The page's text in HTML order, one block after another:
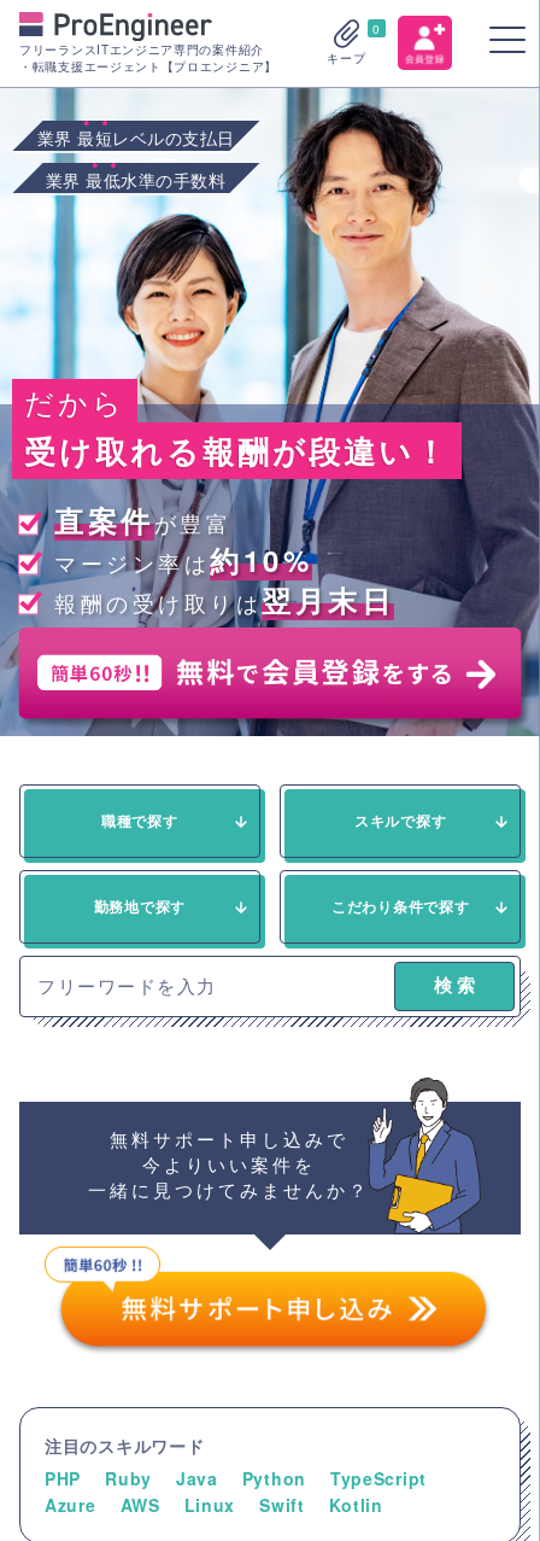
フリーランスITエンジニア専門の案件紹介
・転職支援エージェント【プロエンジニア】
0
キープ
業界最短レベルの支払日
業界最低水準の手数料
だから
受け取れる報酬が段違い！
直案件が豊富
マージン率は約10%
報酬の受け取りは翌月末日
職種で探す スキルで探す
勤務地で探す こだわり条件で探す
無料サポート申し込みで
今よりいい案件を
一緒に見つけてみませんか？
注目のスキルワード
PHP
Ruby Java Python
TypeScript
Azure
AWS Linux Swift Kotlin